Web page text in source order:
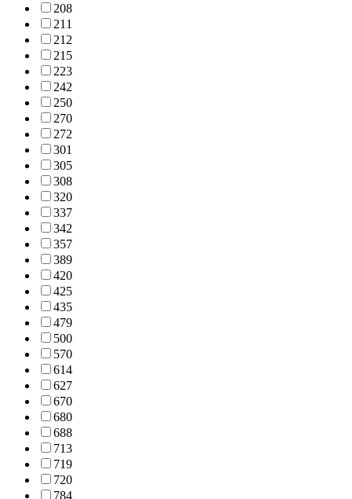
208
211
212
215
223
242
250
270
272
301
305
308
320
337
342
357
389
420
425
435
479
500
570
614
627
670
680
688
713
719
720
784